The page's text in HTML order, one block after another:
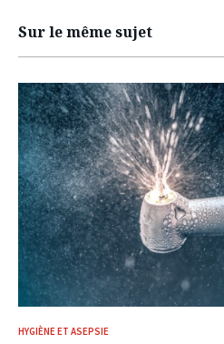
Sur le même sujet
HYGIÈNE ET ASEPSIE